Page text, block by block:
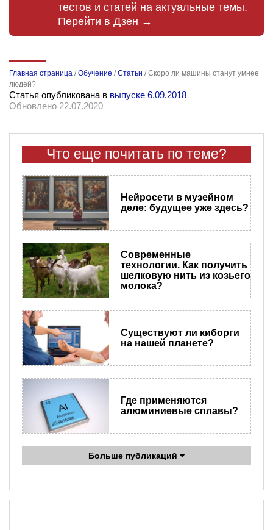
тестов и статей на актуальные темы.
Перейти в Дзен →
Главная страница /Обучение /Статьи /Скоро ли машины станут умнее
людей?
Статья опубликована в выпуске 6.09.2018
Обновлено 22.07.2020
Что еще почитать по теме?
Нейросети в музейном
деле: будущее уже здесь?
Современные
технологии. Как получить
шелковую нить из козьего
молока?
Существуют ли киборги
на нашей планете?
Где применяются
алюминиевые сплавы?
Больше публикаций